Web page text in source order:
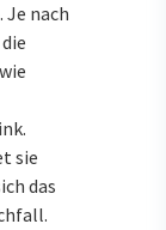
Je nach
sie
das